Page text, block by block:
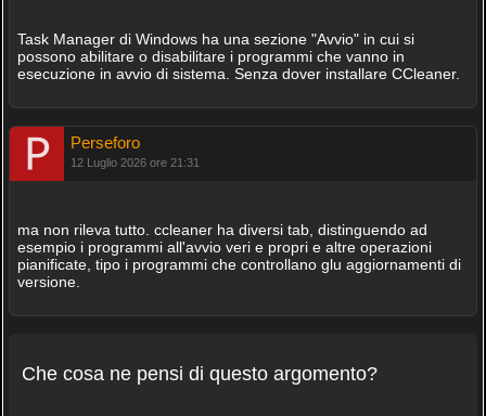
Task Manager di Windows ha una sezione "Avvio" in cui si
possono abilitare o disabilitare i programmi che vanno in
esecuzione in avvio di sistema. Senza dover installare CCleaner.
Perseforo
12 Luglio 2026 ore 21:31
ma non rileva tutto. ccleaner ha diversi tab, distinguendo ad
esempio i programmi all'avvio veri e propri e altre operazioni
pianificate, tipo i programmi che controllano glu aggiornamenti di
versione.
Che cosa ne pensi di questo argomento?